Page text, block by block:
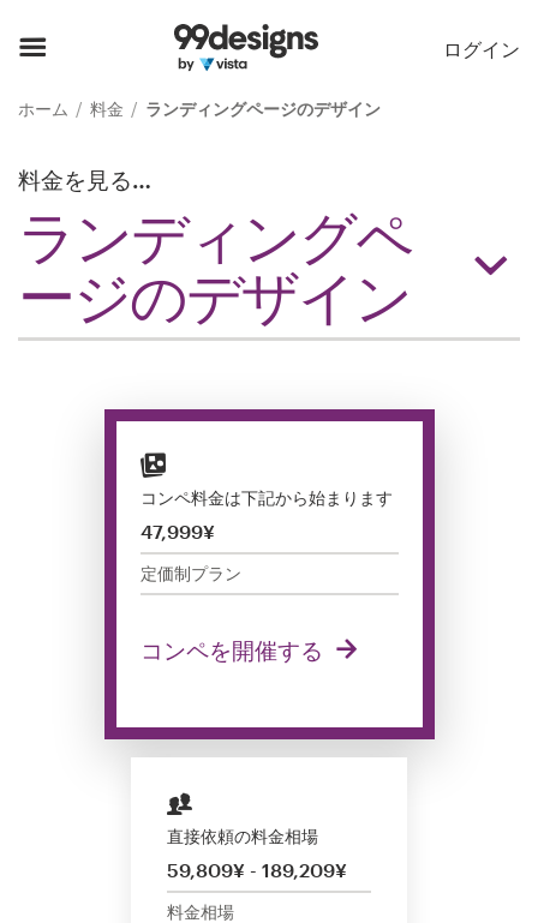
ログイン
ホーム 料金 ランディングページのデザイン
料金を見る…
ランディングペ
ージのデザイン
コンペ料金は下記から始まります
47,999¥
定価制プラン
コンペを開催する
直接依頼の料金相場
59,809¥ - 189,209¥
料金相場
カカテゴリー一覧
ご利用の流れ
デザイナーを探す
インスピレーション
1-to-1プロジェクト
デザイナーを探す
インスピレーションを得る